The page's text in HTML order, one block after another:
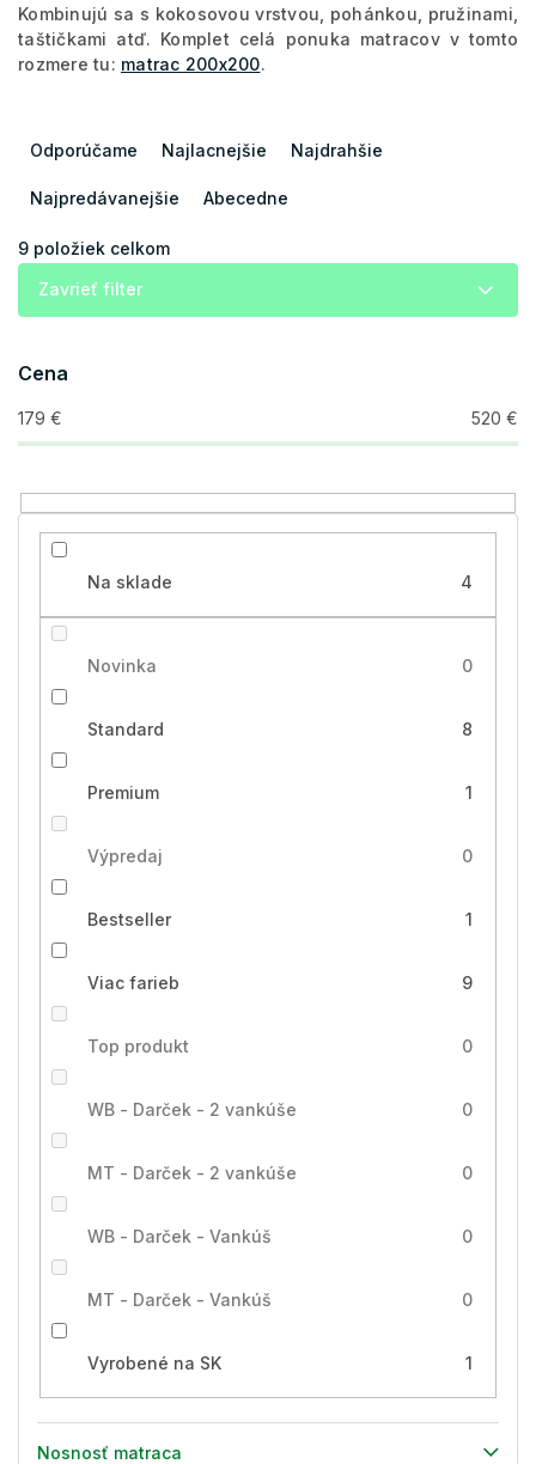
Kombinujú sa s kokosovou vrstvou, pohánkou, pružinami,
taštičkami atď. Komplet celá ponuka matracov v tomto
rozmere tu: matrac 200x200.
i
d
u
k
o
v
Odporúčame Najlacnejšie Najdrahšie
Najpredávanejšie Abecedne
9 položiek celkom
Zavrieť filter
Cena
179 € 520 €
Na sklade 4
Novinka 0
Standard 8
Premium 1
Výpredaj 0
Bestseller 1
Viac farieb 9
Top produkt 0
WB - Darček - 2 vankúše 0
MT - Darček - 2 vankúše 0
WB - Darček - Vankúš 0
MT - Darček - Vankúš 0
Vyrobené na SK 1
Nosnosť matraca